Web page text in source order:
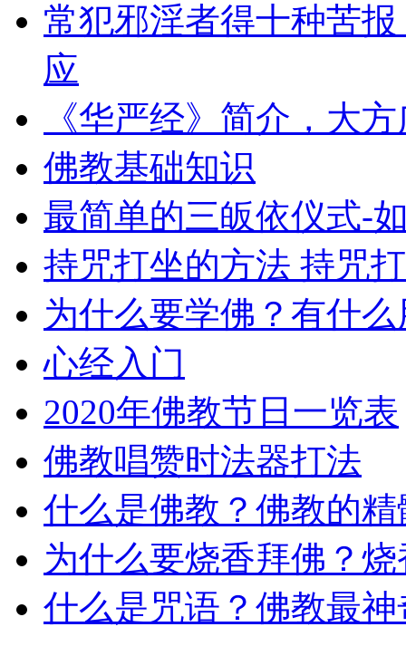
常犯邪淫者得十种苦
应
《华严经》简介，大
佛教基础知识
最简单的三皈依仪式-
持咒打坐的方法 持咒
为什么要学佛？有什
心经入门
2020年佛教节日一览表
佛教唱赞时法器打法
什么是佛教？佛教的
为什么要烧香拜佛？
什么是咒语？佛教最